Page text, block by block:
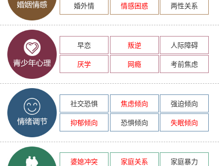
婚外情
情感困惑 两性关系
早恋 叛逆
人际障碍
厌学
网瘾 考前焦虑
社交恐惧 焦虑倾向
强迫倾向
抑郁倾向
恐惧倾向 失眠倾向
婆媳冲突 家庭关系 家庭暴力